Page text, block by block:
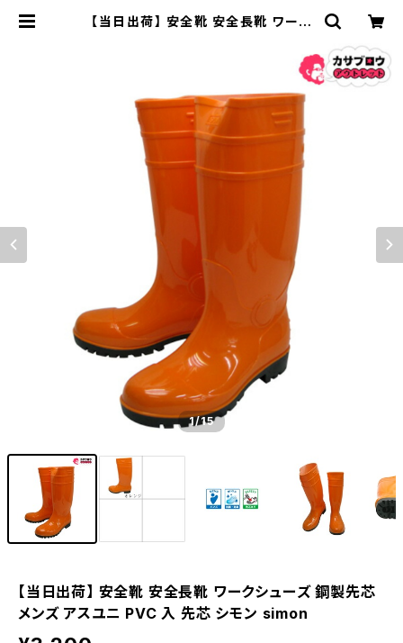
【当日出荷】 安全靴 安全長靴 ワーク
1/15
【当日出荷】 安全靴 安全長靴 ワークシューズ 鋼製先芯
メンズ アスユニ PVC 入 先芯 シモン simon